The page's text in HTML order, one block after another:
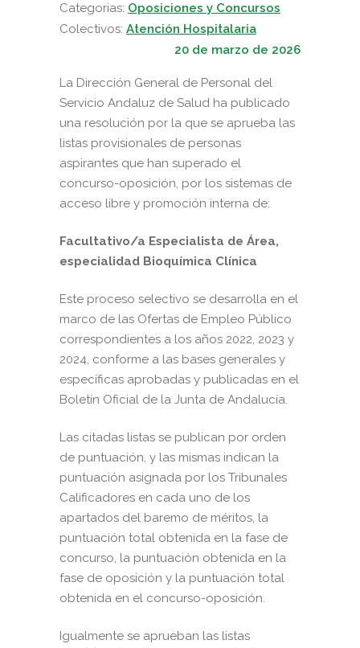
Categorias: Oposiciones y Concursos
Colectivos: Atención Hospitalaria
20 de marzo de 2026
La Dirección General de Personal del
Servicio Andaluz de Salud ha publicado
una resolución por la que se aprueba las
listas provisionales de personas
aspirantes que han superado el
concurso-oposición, por los sistemas de
acceso libre y promoción interna de:
Facultativo/a Especialista de Área,
especialidad Bioquímica Clínica
Este proceso selectivo se desarrolla en el
marco de las Ofertas de Empleo Público
correspondientes a los años 2022, 2023 y
2024, conforme a las bases generales y
específicas aprobadas y publicadas en el
Boletín Oficial de la Junta de Andalucía.
Las citadas listas se publican por orden
de puntuación, y las mismas indican la
puntuación asignada por los Tribunales
Calificadores en cada uno de los
apartados del baremo de méritos, la
puntuación total obtenida en la fase de
concurso, la puntuación obtenida en la
fase de oposición y la puntuación total
obtenida en el concurso-oposición.
Igualmente se aprueban las listas